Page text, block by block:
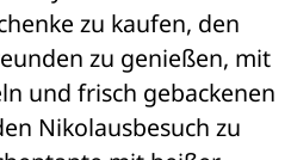
zu kaufen, den
zu genießen, mit
und frisch gebackenen
Nikolausbesuch zu